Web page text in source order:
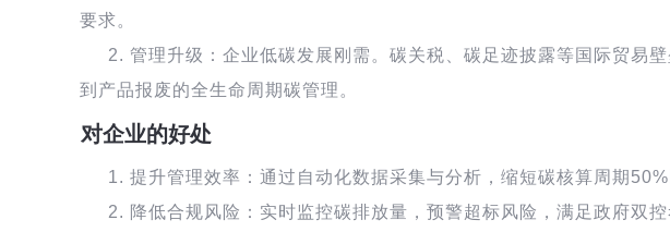
要求。
2. 管理升级：企业低碳发展刚需。碳关税、碳足迹披露等国际贸易
到产品报废的全生命周期碳管理。
对企业的好处
1.提升管理效率：通过自动化数据采集与分析，缩短碳核算周期 50%
2. 降低合规风险：实时监控碳排放量，预警超标风险，满足政府双控